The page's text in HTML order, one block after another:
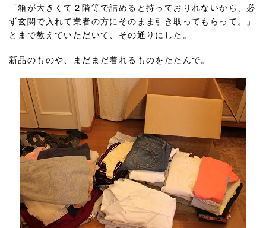
「箱が大きくて２階等で詰めると持っておりれないから、必
ず玄関で入れて業者の方にそのまま引き取ってもらって。」
とまで教えていただいて、その通りにした。
新品のものや、まだまだ着れるものをたたんで。